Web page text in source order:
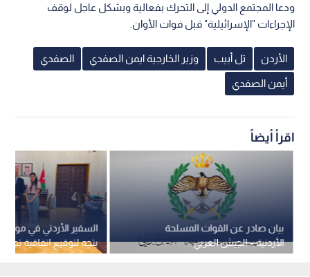
ودعا المجتمع الدولي إلى التحرك بفعالية وبشكل عاجل لوقف
الإجراءات "الإسرائيلية" قبل فوات الأوان.
الأردن تل أبيب وزير الخارجية ايمن الصفدي الصفدي
أيمن الصفدي
اقرأ أيضاً
السفير الأردني في
يتجه لتوقيع اتفاقية
الاتحاد الأوراسي
بيان صادر عن القوات المسلحة
الأردنية – الجيش العربي